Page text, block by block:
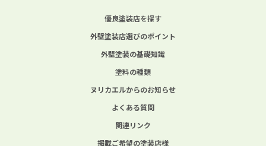
優良塗装店を探す
外壁塗装店選びのポイント
外壁塗装の基礎知識
塗料の種類
ヌリカエルからのお知らせ
よくある質問
関連リンク
掲載ご希望の塗装店様